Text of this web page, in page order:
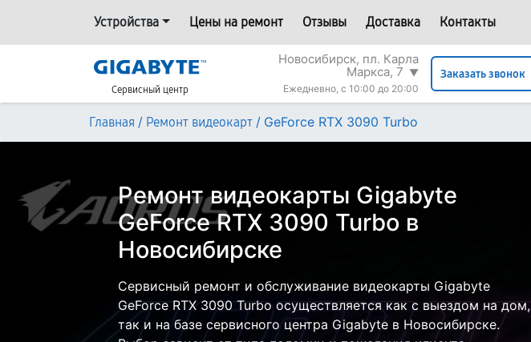
Устройства Цены на ремонт Отзывы Доставка Контакты
Сервисный центр
Новосибирск, пл. Карла
Маркса, 7 ▼
Ежедневно, с 10:00 до 20:00
Заказать звонок
Главная / Ремонт видеокарт / GeForce RTX 3090 Turbo
Ремонт видеокарты Gigabyte
GeForce RTX 3090 Turbo в
Новосибирске
Сервисный ремонт и обслуживание видеокарты Gigabyte
GeForce RTX 3090 Turbo осуществляется как с выездом на дом,
так и на базе сервисного центра Gigabyte в Новосибирске.